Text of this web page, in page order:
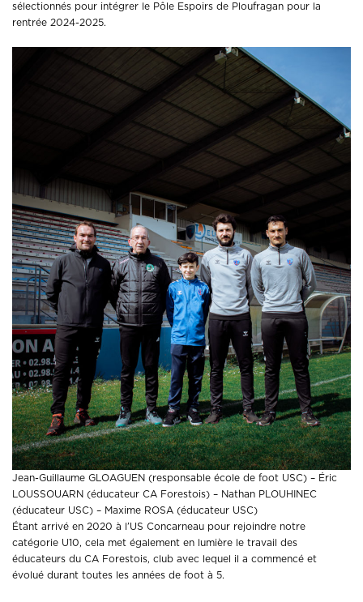
sélectionnés pour intégrer le Pôle Espoirs de Ploufragan pour la
rentrée 2024-2025.
Jean-Guillaume GLOAGUEN (responsable école de foot USC) – Éric
LOUSSOUARN (éducateur CA Forestois) – Nathan PLOUHINEC
(éducateur USC) – Maxime ROSA (éducateur USC)
Étant arrivé en 2020 à l’US Concarneau pour rejoindre notre
catégorie U10, cela met également en lumière le travail des
éducateurs du CA Forestois, club avec lequel il a commencé et
évolué durant toutes les années de foot à 5.